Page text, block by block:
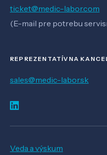
ticket@medic-labor.com
(E-mail pre potrebu
REPREZENTATÍVNA
sales@medic-labor.sk
Veda a výskum